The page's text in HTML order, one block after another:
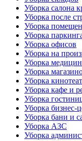
Уборка салона
Уборка после
Уборка
Уборка
Уборка офисов
Уборка на
Уборка
Уборка
Уборка
Уборка кафе и
Уборка
Уборка бизнес-
Уборка бани и
Уборка АЗС
Уборка